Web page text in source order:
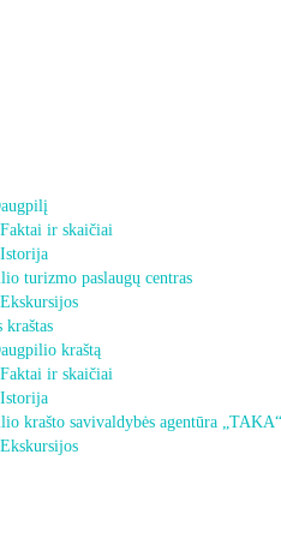
Faktai ir skaičiai
Istorija
turizmo paslaugų centras
Ekskursijos
kraštas
kraštą
Faktai ir skaičiai
Istorija
krašto savivaldybės agentūra „TAKA“
Ekskursijos